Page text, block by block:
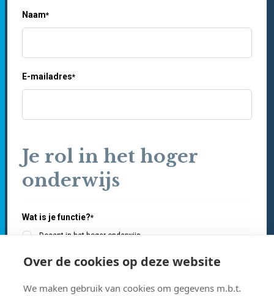
Naam*
E-mailadres*
Je rol in het hoger
onderwijs
Wat is je functie?*
Docent in het hoger onderwijs
Beleidsmedewerker in het hoger onderwijs
Professional in het secundair onderwijs
Student
Over de cookies op deze website
We maken gebruik van cookies om gegevens m.b.t.